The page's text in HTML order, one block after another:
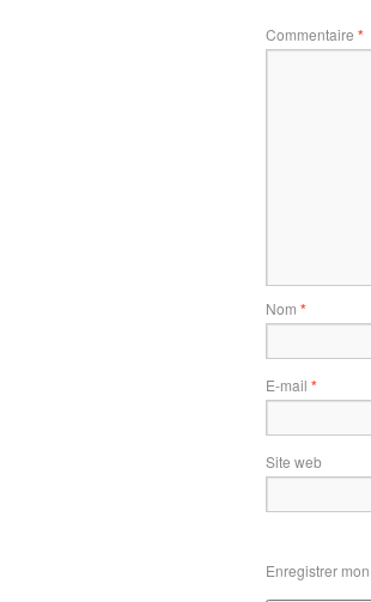
Commentaire *
Nom *
E-mail *
Site web
Enregistrer